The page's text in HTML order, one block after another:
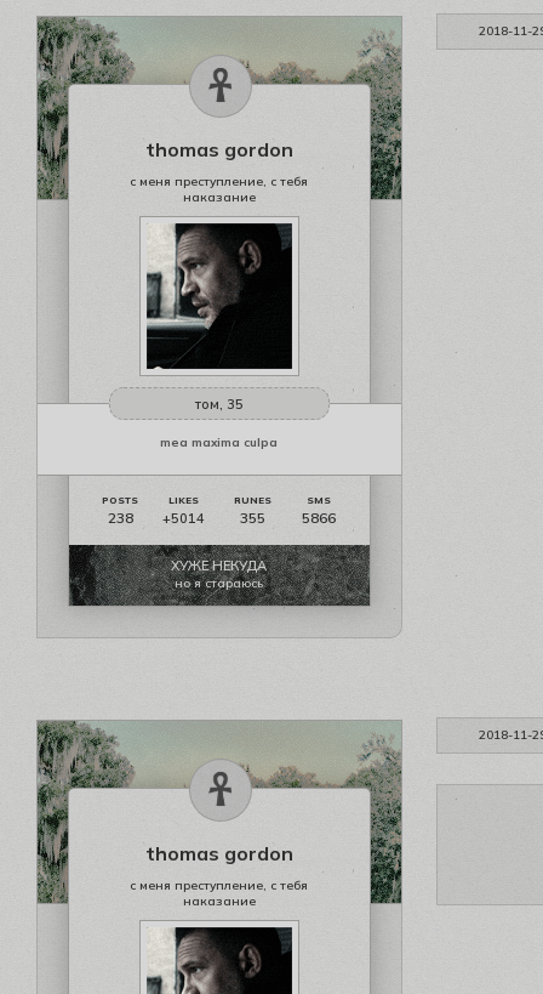
2018-11-
thomas gordon
с меня преступление, с тебя
наказание
том, 35
mea maxima culpa
238 +5014 355 5866
ХУЖЕ НЕКУДА
но я стараюсь
2018-11-
thomas gordon
с меня преступление, с тебя
наказание